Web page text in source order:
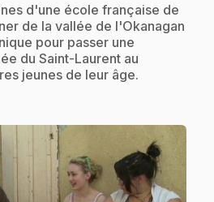
d'une école française de
de la vallée de l'Okanagan
pour passer une
du Saint-Laurent au
jeunes de leur âge.